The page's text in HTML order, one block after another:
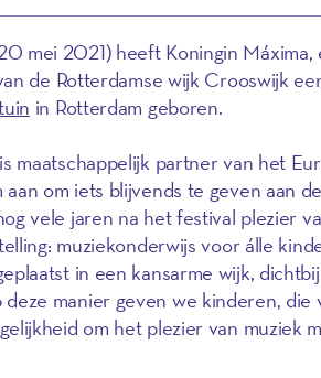
mei 2021) heeft Koningin
de Rotterdamse wijk Crooswijk
in Rotterdam geboren.
maatschappelijk partner van het
om iets blijvends te geven aan
vele jaren na het festival plezier
muziekonderwijs voor álle
in een kansarme wijk,
deze manier geven we kinderen,
om het plezier van muziek